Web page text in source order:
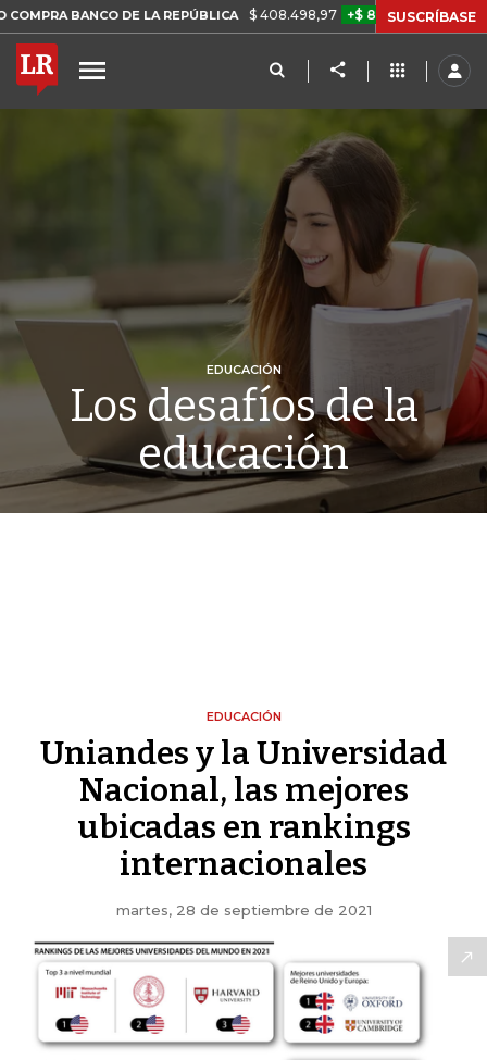
DE LA REPÚBLICA $ 408.498,97 +$ 8.753,81 +2,19% TASA
SUSCRÍBASE
EDUCACIÓN
Los desafíos de la
educación
EDUCACIÓN
Uniandes y la Universidad
Nacional, las mejores
ubicadas en rankings
internacionales
martes, 28 de septiembre de 2021